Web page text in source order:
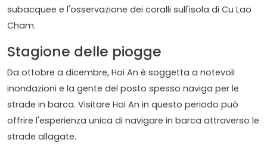
subacquee e l'osservazione dei coralli sull'isola di Cu Lao
Cham.
Stagione delle piogge
Da ottobre a dicembre, Hoi An è soggetta a notevoli
inondazioni e la gente del posto spesso naviga per le
strade in barca. Visitare Hoi An in questo periodo può
offrire l'esperienza unica di navigare in barca attraverso le
strade allagate.